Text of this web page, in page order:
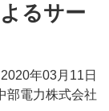
るサー
2020年03月11日
部電力株式会社